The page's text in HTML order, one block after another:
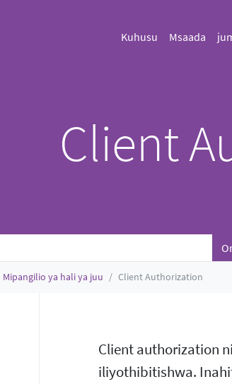
Kuhusu Msaada
Client
Mipangilio ya hali ya juu Client Authorization
Client authorization
iliyothibitishwa.